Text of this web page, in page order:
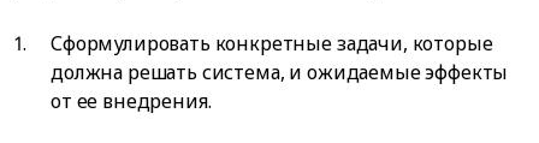
Сформулировать конкретные задачи, которые
должна решать система, и ожидаемые эффекты
от ее внедрения.